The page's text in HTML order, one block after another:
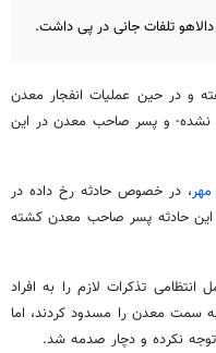
تلفات جانی در پی داشت.
و در حین عملیات انفجار معدن
نشده- و پسر صاحب معدن در این
مهر، در خصوص حادثه رخ داده در
این حادثه پسر صاحب معدن کشته
انتظامی تذکرات لازم را به افراد
سمت معدن را مسدود کردند، اما
نکرده و دچار صدمه شد.